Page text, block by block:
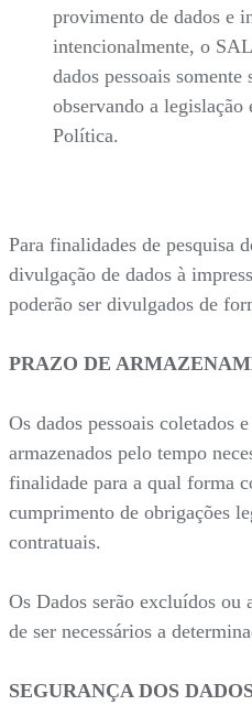
provimento de dados e
intencionalmente, o
dados pessoais somente
observando a
Política.
Para finalidades de pesquisa
divulgação de dados à
poderão ser divulgados de
PRAZO DE
Os dados pessoais coletados
armazenados pelo tempo
finalidade para a qual forma
cumprimento de obrigações
contratuais.
Os Dados serão excluídos ou
de ser necessários a
SEGURANÇA DOS